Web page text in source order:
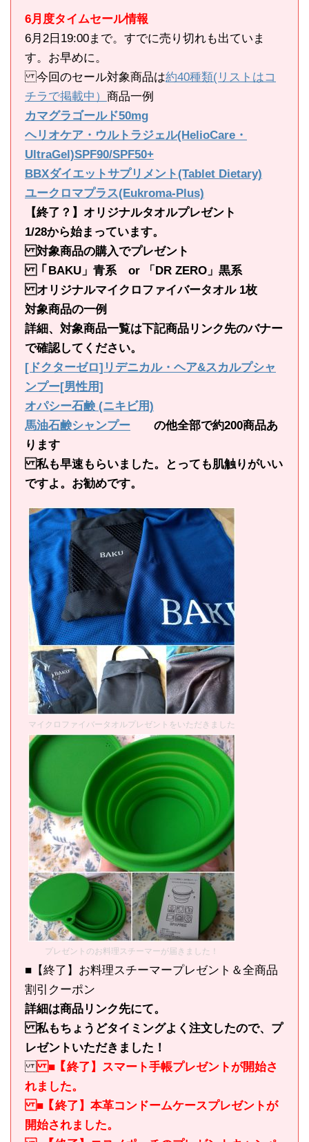
6月度タイムセール情報
6月2日19:00まで。すでに売り切れも出ていま
す。お早めに。
今回のセール対象商品は約40種類(リストはコ
チラで掲載中） 商品一例
カマグラゴールド50mg
ヘリオケア・ウルトラジェル(HelioCare・
UltraGel)SPF90/SPF50+
BBXダイエットサプリメント(Tablet Dietary)
ユークロマプラス(Eukroma-Plus)
【終了？】オリジナルタオルプレゼント
1/28から始まっています。
対象商品の購入でプレゼント
「BAKU」青系 or 「DR ZERO」黒系
オリジナルマイクロファイバータオル 1枚
対象商品の一例
詳細、対象商品一覧は下記商品リンク先のバナー
で確認してください。
[ドクターゼロ]リデニカル・ヘア&スカルプシャ
ンプー[男性用]
オパシー石鹸 (ニキビ用)
馬油石鹸シャンプー の他全部で約200商品あ
ります
私も早速もらいました。とっても肌触りがいい
ですよ。お勧めです。
マイクロファイバータオルプレゼントをいただきました
プレゼントのお料理スチーマーが届きました！
■【終了】お料理スチーマープレゼント＆全商品
割引クーポン
詳細は商品リンク先にて。
私もちょうどタイミングよく注文したので、プ
レゼントいただきました！
■【終了】スマート手帳プレゼントが開始さ
れました。
■【終了】本革コンドームケースプレゼントが
開始されました。